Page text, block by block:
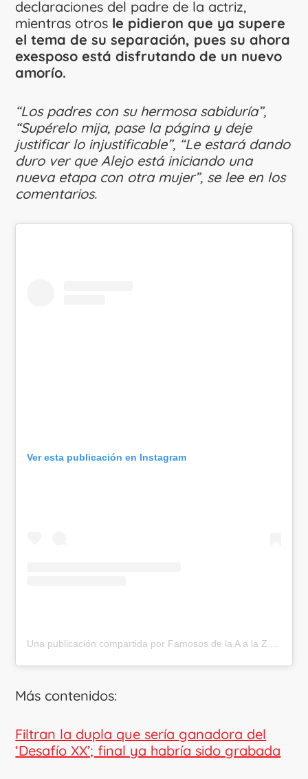
declaraciones del padre de la actriz,
mientras otros le pidieron que ya supere
el tema de su separación, pues su ahora
exesposo está disfrutando de un nuevo
amorío.
“Los padres con su hermosa sabiduría”,
“Supérelo mija, pase la página y deje
justificar lo injustificable”, “Le estará dando
duro ver que Alejo está iniciando una
nueva etapa con otra mujer”, se lee en los
comentarios.
Ver esta publicación en Instagram
Más contenidos:
Filtran la dupla que sería ganadora del
‘Desafío XX’; final ya habría sido grabada